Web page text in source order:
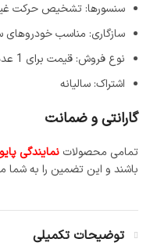
سنسورها: تشخیص حرکت
سازگاری: مناسب
نوع فروش: قیمت برای 1 عدد ردیاب
اشتراک: سالیانه
گارانتی و ضمانت
تمامی محصولات نمایندگی
باشند و این تضمین را به
توضیحات تکمیلی